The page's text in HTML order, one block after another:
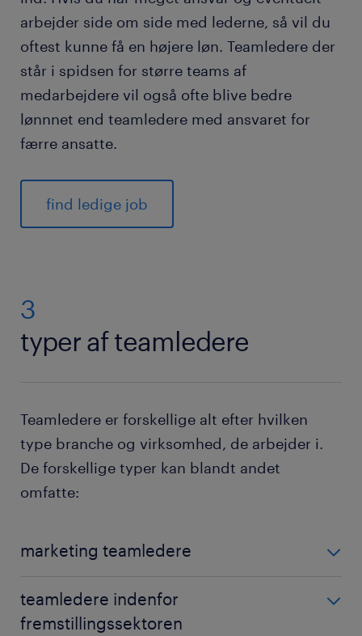
arbejder side om side med lederne, så vil du
oftest kunne få en højere løn. Teamledere der
står i spidsen for større teams af
medarbejdere vil også ofte blive bedre
lønnnet end teamledere med ansvaret for
færre ansatte.
find ledige job
3
typer af teamledere
Teamledere er forskellige alt efter hvilken
type branche og virksomhed, de arbejder i.
De forskellige typer kan blandt andet
omfatte:
marketing teamledere
aktiviteterne i dine salgs- og marketingteams for at
nå de udstukkede mål. Det betyder, at du udvikler
teamledere indenfor
fremstillingssektoren